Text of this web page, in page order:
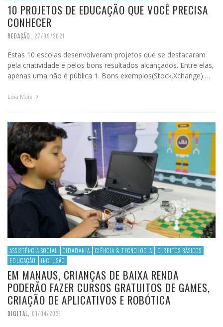
10 PROJETOS DE EDUCAÇÃO QUE VOCÊ PRECISA
CONHECER
REDAÇÃO 27/09/2021
Estas 10 escolas desenvolveram projetos que se destacaram
pela criatividade e pelos bons resultados alcançados. Entre elas,
apenas uma não é pública 1. Bons exemplos(Stock.Xchange) …
Leia Mais
ASSISTÊNCIA SOCIAL CIDADANIA CIÊNCIA & TECNOLOGIA
DIREITOS BÁSICOS
EDUCAÇÃO
INCLUSÃO
EM MANAUS, CRIANÇAS DE BAIXA RENDA
PODERÃO FAZER CURSOS GRATUITOS DE GAMES,
CRIAÇÃO DE APLICATIVOS E ROBÓTICA
DIGITAL 01/04/2021